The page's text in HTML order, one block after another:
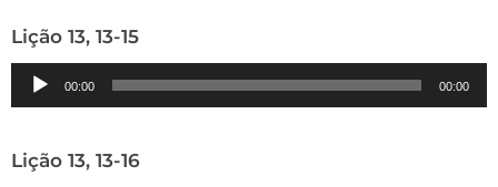
Lição 13, 13-15
Tocador
de
00:00 00:00
Lição 13, 13-16